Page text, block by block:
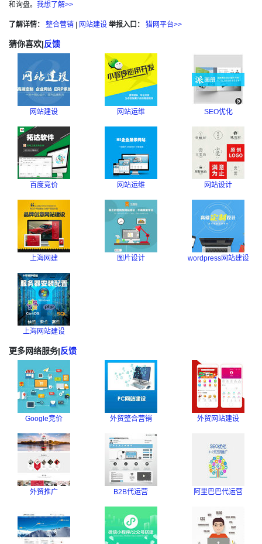
和询盘。 我想了解>>
了解详情： 整合营销 网站建设 举报入口： 猎网平台>>
猜你喜欢|反馈
网站建设 网站运维 SEO优化
百度竞价 网站运维 网站设计
上海网建 图片设计 wordpress网站建设
上海网站建设
更多网络服务|反馈
Google竞价 外贸整合营销 外贸网站建设
外贸推广 B2B代运营 阿里巴巴代运营